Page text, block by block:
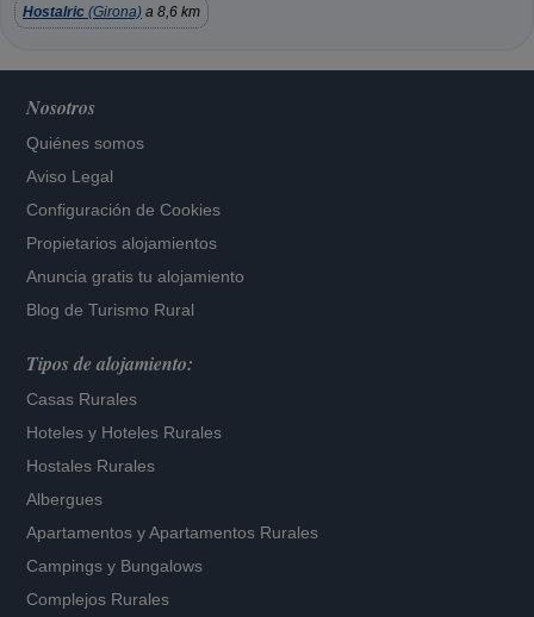
Hostalric (Girona) a 8,6 km
Nosotros
Quiénes somos
Aviso Legal
Configuración de Cookies
Propietarios alojamientos
Anuncia gratis tu alojamiento
Blog de Turismo Rural
Tipos de alojamiento:
Casas Rurales
Hoteles y Hoteles Rurales
Hostales Rurales
Albergues
Apartamentos yApartamentos Rurales
Campings y Bungalows
Complejos Rurales